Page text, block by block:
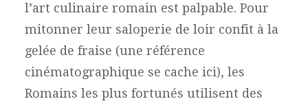
l’art culinaire romain est palpable. Pour
mitonner leur saloperie de loir confit à la
gelée de fraise (une référence
cinématographique se cache ici), les
Romains les plus fortunés utilisent des